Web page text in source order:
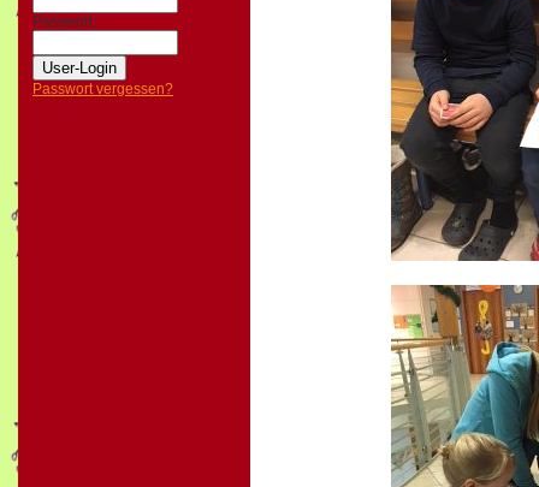
Passwort:
Passwort vergessen?